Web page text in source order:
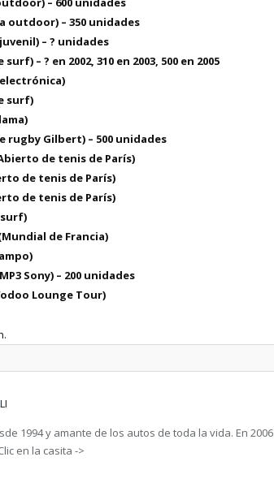
outdoor) – 350 unidades
– ? unidades
– ? en 2002, 310 en 2003, 500 en 2005
surf)
rugby Gilbert) – 500 unidades
de tenis de París)
de tenis de París)
de tenis de París)
surf)
de Francia)
Sony) – 200 unidades
Lounge Tour)
1994 y amante de los autos de toda la vida. En
en la casita ->